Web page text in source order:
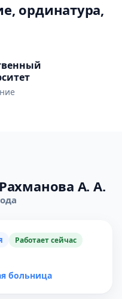
ординатура,
А. А.
Работает сейчас
больница